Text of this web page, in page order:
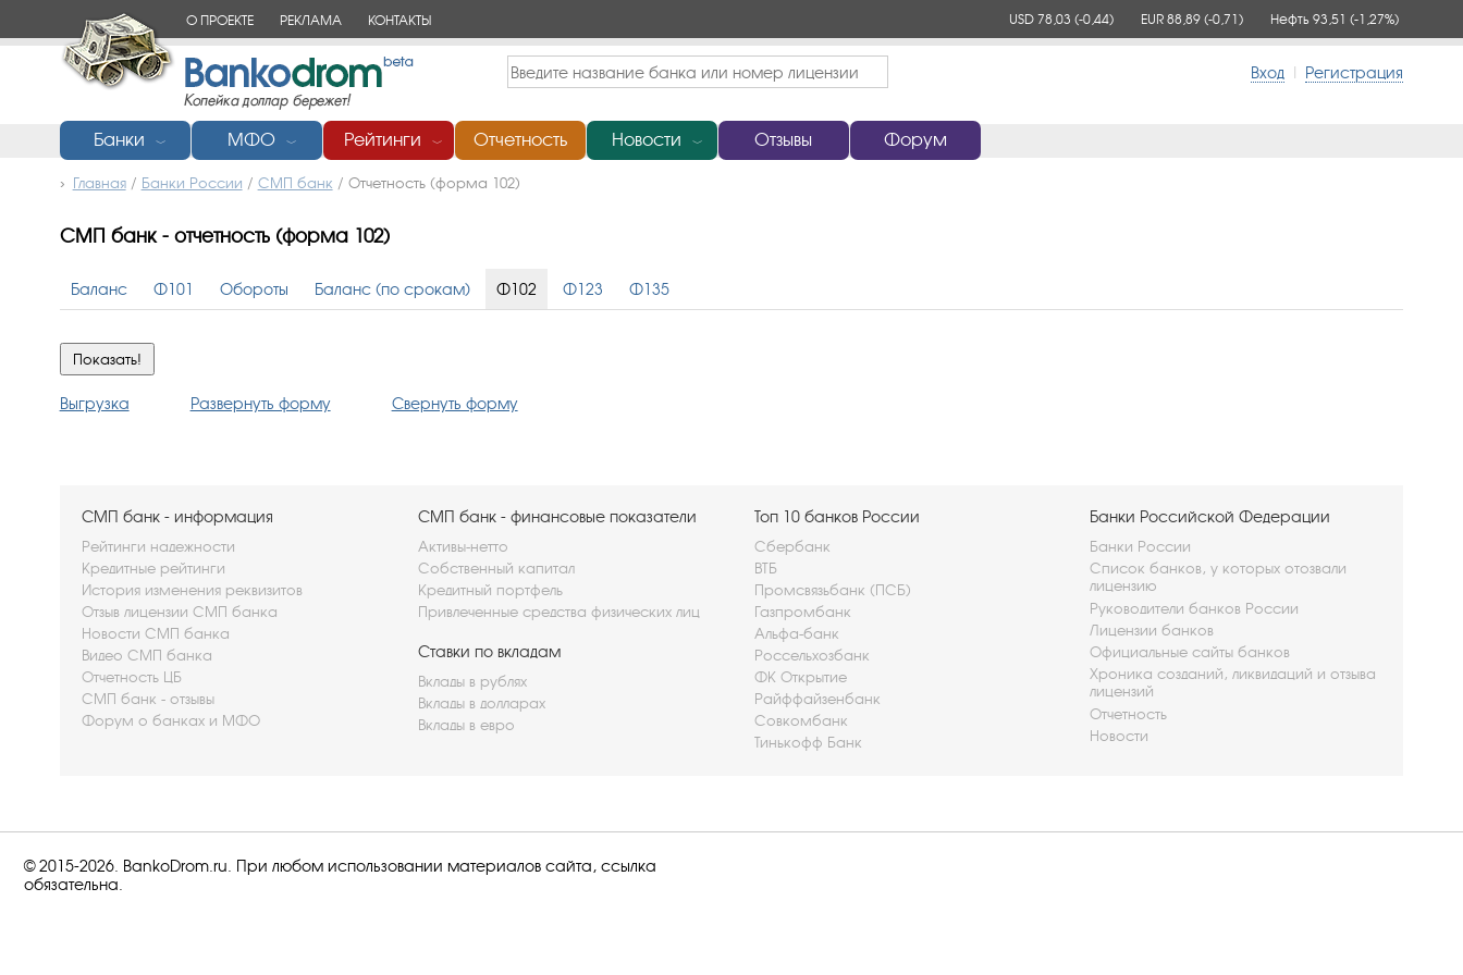
О ПРОЕКТЕ РЕКЛАМА КОНТАКТЫ USD 78,03 (-0,44) EUR 88,89 (-0,71) Нефть 93,51 (-1,27%)
Вход | Регистрация
Банки ﹀ МФО ﹀ Рейтинги ﹀ Отчетность Новости ﹀ Отзывы Форум
Главная/ Банки России / СМП банк / Отчетность (форма 102)
СМП банк - отчетность (форма 102)
Баланс Ф101 Обороты Баланс (по срокам) Ф102 Ф123 Ф135
Выгрузка Развернуть форму Свернуть форму
СМП банк - информация
Рейтинги надежности
Кредитные рейтинги
История изменения реквизитов
Отзыв лицензии СМП банка
Новости СМП банка
Видео СМП банка
Отчетность ЦБ
СМП банк - отзывы
Форум о банках и МФО
СМП банк - финансовые показатели
Активы-нетто
Собственный капитал
Кредитный портфель
Привлеченные средства физических лиц
Ставки по вкладам
Вклады в рублях
Вклады в долларах
Вклады в евро
Топ 10 банков России
Сбербанк
ВТБ
Промсвязьбанк (ПСБ)
Газпромбанк
Альфа-банк
Россельхозбанк
ФК Открытие
Райффайзенбанк
Совкомбанк
Тинькофф Банк
Банки Российской Федерации
Банки России
Список банков, у которых отозвали
лицензию
Руководители банков России
Лицензии банков
Официальные сайты банков
Хроника созданий, ликвидаций и отзыва
лицензий
Отчетность
Новости
© 2015-2026. BankoDrom.ru. При любом использовании материалов сайта, ссылка
обязательна.